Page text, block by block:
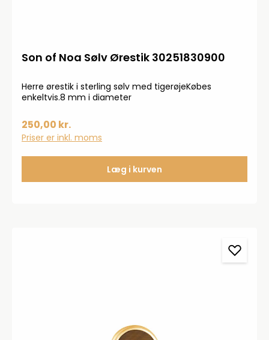
Son of Noa Sølv Ørestik 30251830900
Herre ørestik i sterling sølv med tigerøjeKøbes
enkeltvis.8 mm i diameter
250,00 kr.
Priser er inkl. moms
Læg i kurven